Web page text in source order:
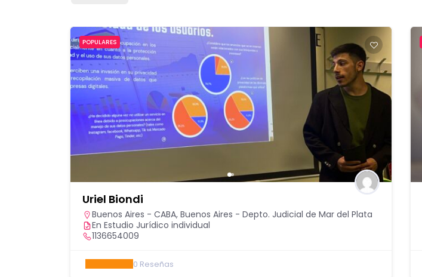
POPULARES
Uriel Biondi
Buenos Aires - CABA, Buenos Aires - Depto. Judicial de Mar del Plata
En Estudio Jurídico individual
1136654009
0 Reseñas